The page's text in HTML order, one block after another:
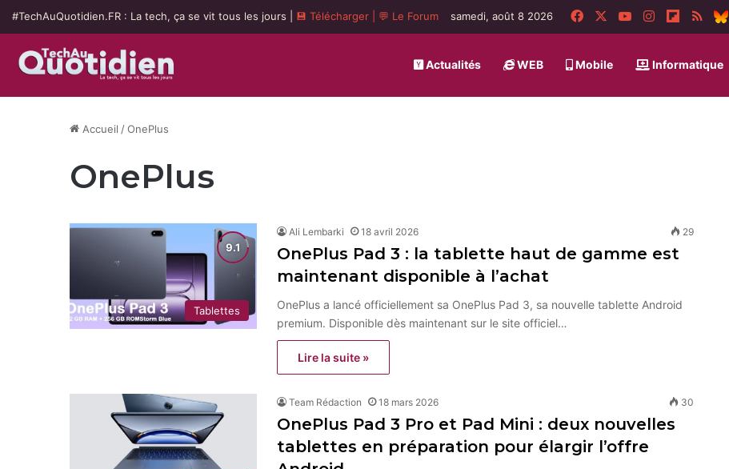
#TechAuQuotidien.FR : La tech, ça se vit tous les jours | 💾 Télécharger 💬 Le Forum samedi, août 8 2026 FacebookYouTubeInstagramFlipboard
RSS
Actualités WEB Mobile Informatique
Accueil /OnePlus
OnePlus
Tablettes
Ali Lembarki 18 avril 2026 29
OnePlus Pad 3 : la tablette haut de gamme est
maintenant disponible à l’achat
OnePlus a lancé officiellement sa OnePlus Pad 3, sa nouvelle tablette Android
premium. Disponible dès maintenant sur le site officiel…
Lire la suite »
Team Rédaction 18 mars 2026 30
OnePlus Pad 3 Pro et Pad Mini : deux nouvelles
tablettes en préparation pour élargir l’offre